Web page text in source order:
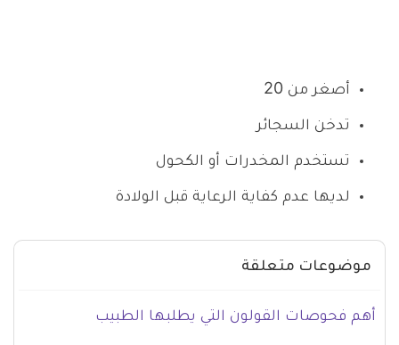
أصغر من 20
تدخن السجائر
تستخدم المخدرات أو الكحول
لديها عدم كفاية الرعاية قبل الولادة
موضوعات متعلقة
أهم فحوصات القولون التي يطلبها الطبيب